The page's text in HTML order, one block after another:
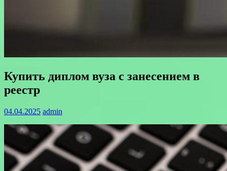
Купить диплом вуза с занесением в
реестр
04.04.2025 admin